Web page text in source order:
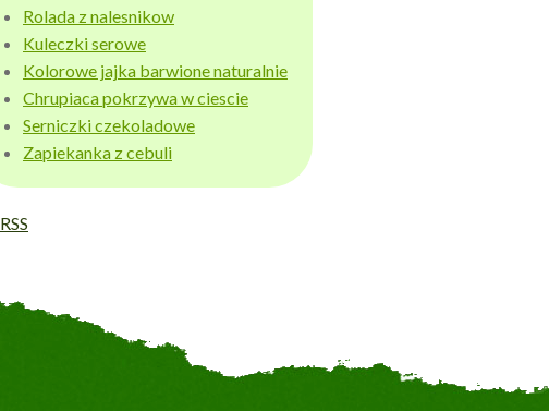
Rolada z nalesnikow
Kuleczki serowe
Kolorowe jajka barwione naturalnie
Chrupiaca pokrzywa w ciescie
Serniczki czekoladowe
Zapiekanka z cebuli
RSS